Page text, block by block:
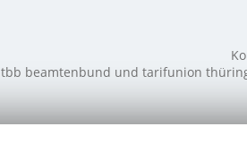
tbb beamtenbund und tarifunion